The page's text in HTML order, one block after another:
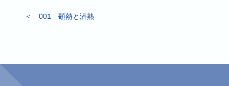
＜ 001 顕熱と潜熱